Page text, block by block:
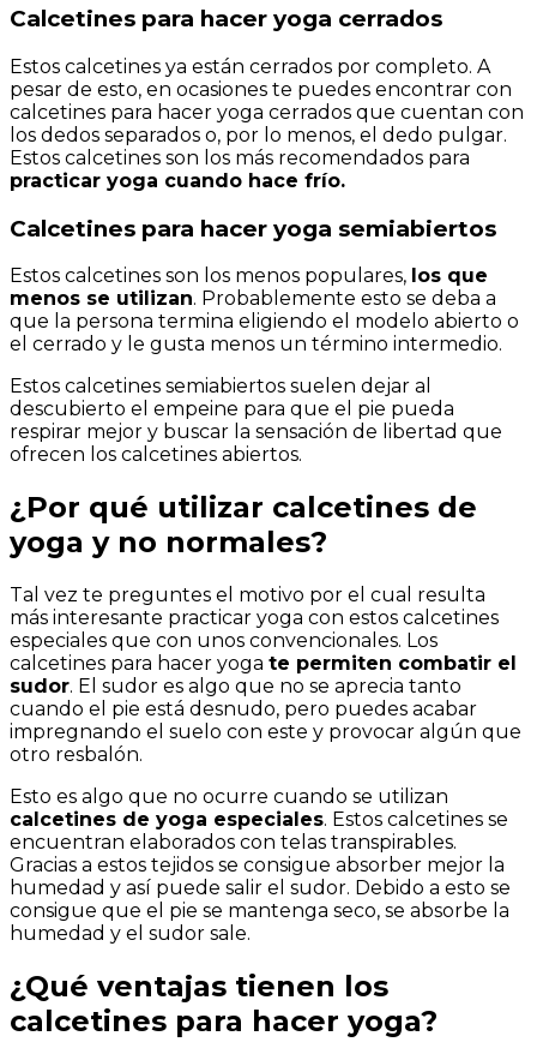
Calcetines para hacer yoga cerrados
Estos calcetines ya están cerrados por completo. A
pesar de esto, en ocasiones te puedes encontrar con
calcetines para hacer yoga cerrados que cuentan con
los dedos separados o, por lo menos, el dedo pulgar.
Estos calcetines son los más recomendados para
practicar yoga cuando hace frío.
Calcetines para hacer yoga semiabiertos
Estos calcetines son los menos populares, los que
menos se utilizan. Probablemente esto se deba a
que la persona termina eligiendo el modelo abierto o
el cerrado y le gusta menos un término intermedio.
Estos calcetines semiabiertos suelen dejar al
descubierto el empeine para que el pie pueda
respirar mejor y buscar la sensación de libertad que
ofrecen los calcetines abiertos.
¿Por qué utilizar calcetines de
yoga y no normales?
Tal vez te preguntes el motivo por el cual resulta
más interesante practicar yoga con estos calcetines
especiales que con unos convencionales. Los
calcetines para hacer yoga te permiten combatir el
sudor. El sudor es algo que no se aprecia tanto
cuando el pie está desnudo, pero puedes acabar
impregnando el suelo con este y provocar algún que
otro resbalón.
Esto es algo que no ocurre cuando se utilizan
calcetines de yoga especiales. Estos calcetines se
encuentran elaborados con telas transpirables.
Gracias a estos tejidos se consigue absorber mejor la
humedad y así puede salir el sudor. Debido a esto se
consigue que el pie se mantenga seco, se absorbe la
humedad y el sudor sale.
¿Qué ventajas tienen los
calcetines para hacer yoga?